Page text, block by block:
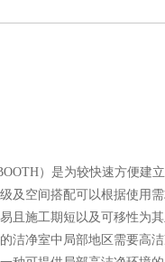
）是为较快速方便建
及空间搭配可以根据使用需
且施工期短以及可移性为
洁净室中局部地区需要高